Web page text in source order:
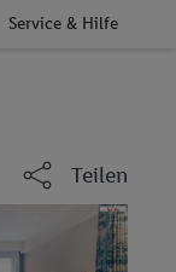
Service & Hilfe
Teilen